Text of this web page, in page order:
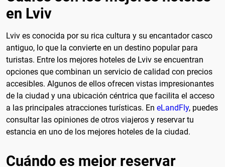
en Lviv
Lviv es conocida por su rica cultura y su encantador casco
antiguo, lo que la convierte en un destino popular para
turistas. Entre los mejores hoteles de Lviv se encuentran
opciones que combinan un servicio de calidad con precios
accesibles. Algunos de ellos ofrecen vistas impresionantes
de la ciudad y una ubicación céntrica que facilita el acceso
a las principales atracciones turísticas. En eLandFly, puedes
consultar las opiniones de otros viajeros y reservar tu
estancia en uno de los mejores hoteles de la ciudad.
Cuándo es mejor reservar